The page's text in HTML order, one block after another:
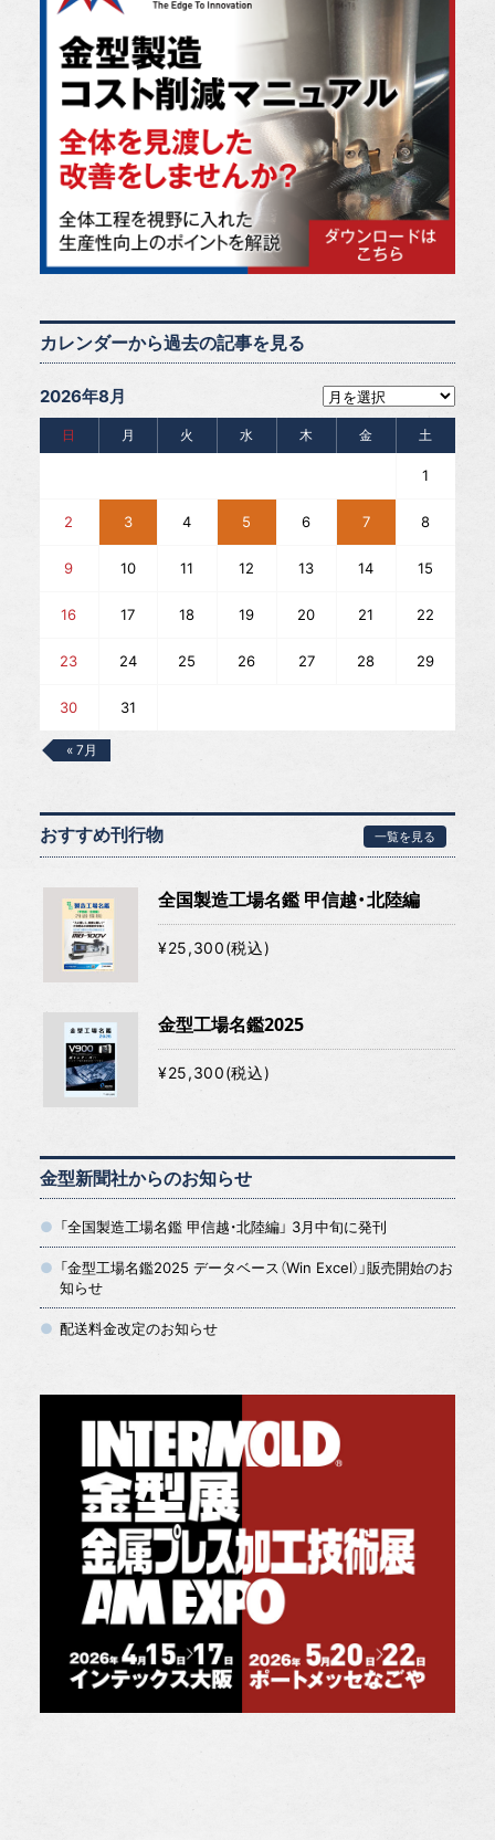
カレンダーから過去の記事を見る
2026年8月
日 月 火 水 木 金 土
1
2 3 4 5 6 7 8
9 10 11 12 13 14 15
16 17 18 19 20 21 22
23 24 25 26 27 28 29
30 31
« 7月
おすすめ刊行物 一覧を見る
全国製造工場名鑑 甲信越・北陸編
¥25,300(税込)
金型工場名鑑2025
¥25,300(税込)
金型新聞社からのお知らせ
「全国製造工場名鑑 甲信越・北陸編」 3月中旬に発刊
「金型工場名鑑2025 データベース（Win Excel）」販売開始のお
知らせ
配送料金改定のお知らせ